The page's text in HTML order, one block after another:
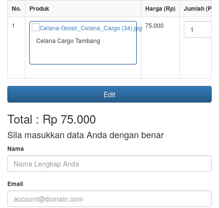
No. Produk Harga (Rp) Jumlah
1
Celana Cargo Tambang
75.000
Edit
Total : Rp 75.000
Sila masukkan data Anda dengan benar
Nama
Email